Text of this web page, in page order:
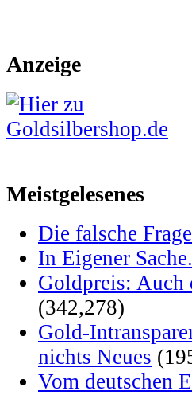
Anzeige
Meistgelesenes
Die falsche
In Eigener
Goldpreis: Auch
(342,278)
Gold-
nichts Neues
Vom deutschen